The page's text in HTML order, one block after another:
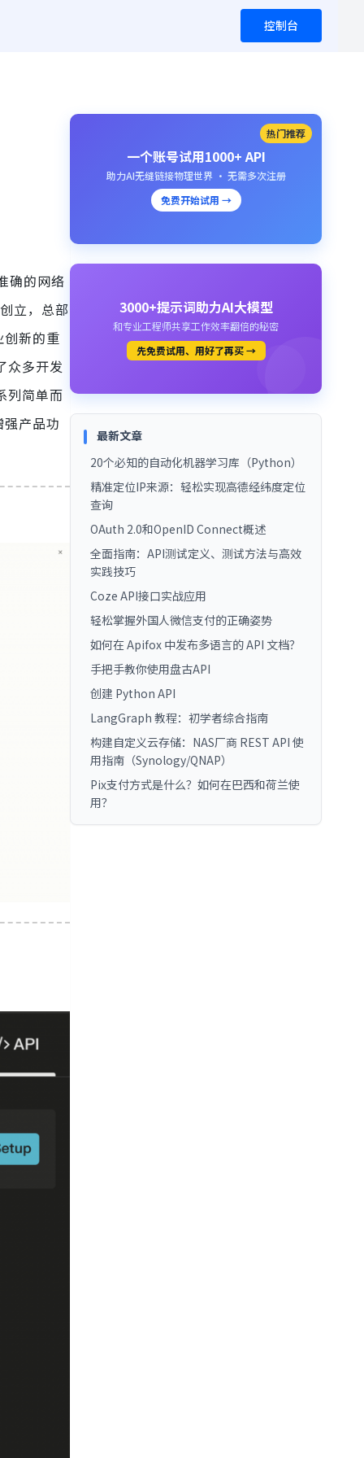
控制台
确的网络
立，总部
新的重
众多开发
列简单而
产品功
热门推荐
一个账号试用1000+ API
助力AI无缝链接物理世界 · 无需多次注册
免费开始试用 →
3000+提示词助力AI大模型
和专业工程师共享工作效率翻倍的秘密
先免费试用、用好了再买 →
最新文章
20个必知的自动化机器学习库（Python）
精准定位IP来源：轻松实现高德经纬度定位
查询
OAuth 2.0和OpenID Connect概述
全面指南：API测试定义、测试方法与高效
实践技巧
Coze API接口实战应用
轻松掌握外国人微信支付的正确姿势
如何在 Apifox 中发布多语言的 API 文档？
手把手教你使用盘古API
创建 Python API
LangGraph 教程：初学者综合指南
构建自定义云存储：NAS厂商 REST API 使
用指南（Synology/QNAP）
Pix支付方式是什么？如何在巴西和荷兰使
用？